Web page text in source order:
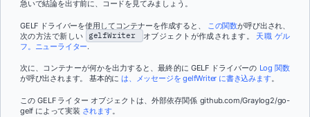
急いで結論を出す前に、コードを見てみましょう。
GELF ドライバーを使用してコンテナーを作成すると、 この関数が呼び出され、
次の方法で新しい
gelfWriter オブジェクトが作成されます。 天職 ゲル
フ。ニューライター.
次に、コンテナーが何かを出力すると、最終的に GELF ドライバーの Log 関数
が呼び出されます。 基本的に は、メッセージを gelfWriter に書き込みます。
この GELF ライター オブジェクトは、外部依存関係 github.com/Graylog2/go-
gelf によって実装 されます。